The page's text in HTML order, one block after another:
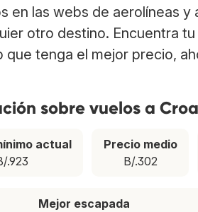
en las webs de aerolíneas
otro destino. Encuentra
que tenga el mejor precio,
sobre vuelos a
actual
.923
Precio medio
B/.302
Mejor escapada